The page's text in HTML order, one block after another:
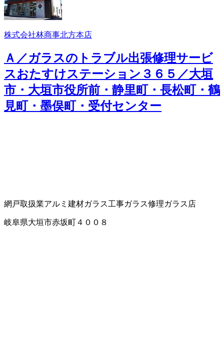
株式会社林商事北方本店
Ａ／ガラスのトラブル出張修理サービ
スおたすけステーション３６５／大垣
市・大垣市役所前・静里町・長松町・鶴
見町・墨俣町・受付センター
網戸取扱業アルミ建材ガラス工事ガラス修理ガラス店
岐阜県大垣市赤坂町４００８